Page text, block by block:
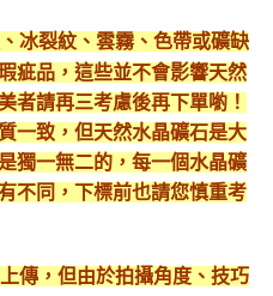
冰裂紋、雲霧、色帶或礦缺
疵品，這些並不會影響天然
者請再三考慮後再下單喲！
一致，但天然水晶礦石是大
獨一無二的，每一個水晶礦
不同，下標前也請您慎重考
傳，但由於拍攝角度、技巧